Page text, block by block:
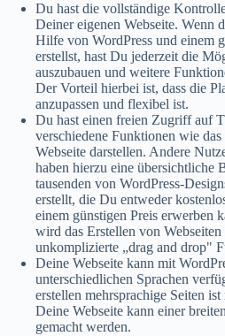
Du hast die vollständige
Deiner eigenen Webseite. Wenn
Hilfe von WordPress und einem
erstellst, hast Du jederzeit die
auszubauen und weitere
Der Vorteil hierbei ist, dass die
anzupassen und flexibel ist.
Du hast einen freien Zugriff auf
verschiedene Funktionen wie
Webseite darstellen. Andere
haben hierzu eine übersichtliche
tausenden von WordPress-
erstellt, die Du entweder
einem günstigen Preis erwerben
wird das Erstellen von
unkomplizierte „drag and drop"
Deine Webseite kann mit
unterschiedlichen Sprachen
erstellen mehrsprachige Seiten
Deine Webseite kann einer
gemacht werden.